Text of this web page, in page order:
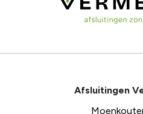
Afsluitingen